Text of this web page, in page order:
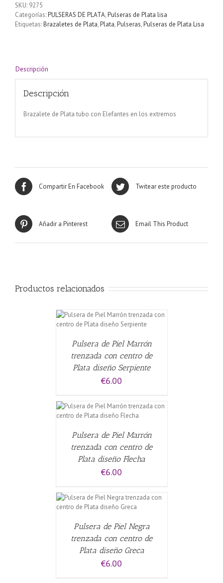
Elefantes
en
SKU: 9275
Categorías:PULSERAS DE PLATA,Pulseras de Plata lisa
Etiquetas:Brazaletes de Plata,Plata,Pulseras,Pulseras de Plata Lisa
Descripción
Descripción
Brazalete de Plata tubo con Elefantes en los extremos
Compartir En Facebook Twitear este producto
Añadir a Pinterest Email This Product
Productos relacionados
Pulsera de Piel Marrón
trenzada con centro de
Plata diseño Serpiente
€6.00
Pulsera de Piel Marrón
trenzada con centro de
Plata diseño Flecha
€6.00
Pulsera de Piel Negra
trenzada con centro de
Plata diseño Greca
€6.00